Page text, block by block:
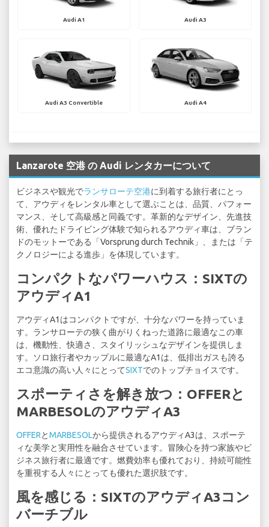
Audi A1 Audi A3
Audi A3 Convertible Audi A4
Lanzarote 空港 の Audi レンタカーについて
ビジネスや観光でランサローテ空港に到着する旅行者にとっ
て、アウディをレンタル車として選ぶことは、品質、パフォー
マンス、そして高級感と同義です。革新的なデザイン、先進技
術、優れたドライビング体験で知られるアウディ車は、ブラン
ドのモットーである「Vorsprung durch Technik」、または「テ
クノロジーによる進歩」を体現しています。
コンパクトなパワーハウス：SIXTの
アウディA1
アウディA1はコンパクトですが、十分なパワーを持っていま
す。ランサローテの狭く曲がりくねった道路に最適なこの車
は、機動性、快適さ、スタイリッシュなデザインを提供しま
す。ソロ旅行者やカップルに最適なA1は、低排出ガスも誇る
エコ意識の高い人々にとってSIXTでのトップチョイスです。
スポーティさを解き放つ：OFFERと
MARBESOLのアウディA3
OFFERとMARBESOLから提供されるアウディA3は、スポーテ
ィな美学と実用性を融合させています。冒険心を持つ家族やビ
ジネス旅行者に最適です。燃費効率も優れており、持続可能性
を重視する人々にとっても優れた選択肢です。
風を感じる：SIXTのアウディA3コン
バーチブル